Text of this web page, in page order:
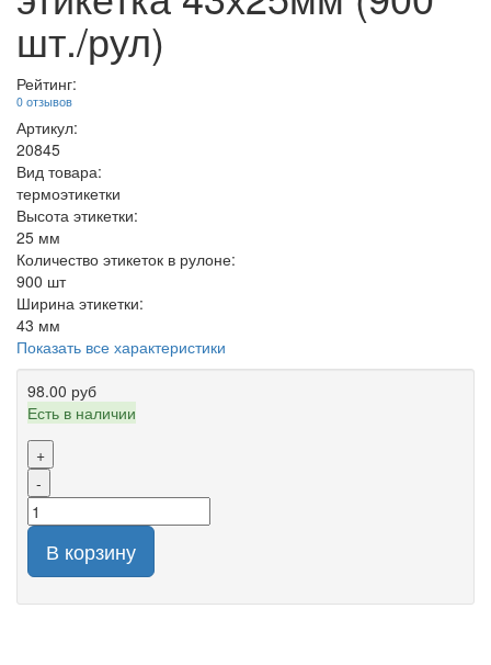
шт./рул)
Рейтинг:
0 отзывов
Артикул:
20845
Вид товара:
термоэтикетки
Высота этикетки:
25 мм
Количество этикеток в рулоне:
900 шт
Ширина этикетки:
43 мм
Показать все характеристики
98.00 руб
Есть в наличии
+
-
В корзину